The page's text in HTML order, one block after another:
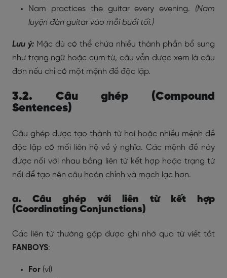
Nam practices the guitar every evening. (Nam
luyện đàn guitar vào mỗi buổi tối.)
Lưu ý: Mặc dù có thể chứa nhiều thành phần bổ sung
như trạng ngữ hoặc cụm từ, câu vẫn được xem là câu
đơn nếu chỉ có một mệnh đề độc lập.
3.2. Câu ghép (Compound
Sentences)
Câu ghép được tạo thành từ hai hoặc nhiều mệnh đề
độc lập có mối liên hệ về ý nghĩa. Các mệnh đề này
được nối với nhau bằng liên từ kết hợp hoặc trạng từ
nối để tạo nên câu hoàn chỉnh và mạch lạc hơn.
a. Câu ghép với liên từ kết hợp
(Coordinating Conjunctions)
Các liên từ thường gặp được ghi nhớ qua từ viết tắt
FANBOYS:
For (vì)